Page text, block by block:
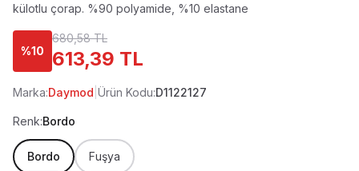
külotlu çorap. %90 polyamide, %10 elastane
%10
680,58 TL
613,39 TL
Marka:Daymod Ürün Kodu:D1122127
Renk:Bordo
Bordo Fuşya